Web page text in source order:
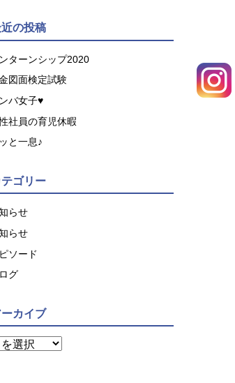
の投稿
ターンシップ2020
図面検定試験
バ女子♥
社員の育児休暇
と一息♪
テゴリー
らせ
らせ
ソード
グ
ーカイブ